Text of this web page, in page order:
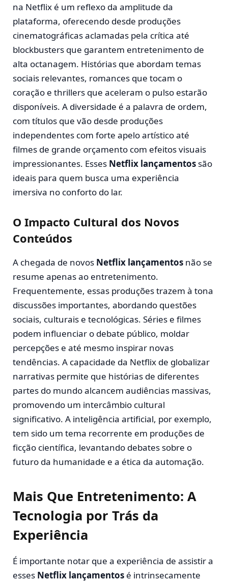
na Netflix é um reflexo da amplitude da
plataforma, oferecendo desde produções
cinematográficas aclamadas pela crítica até
blockbusters que garantem entretenimento de
alta octanagem. Histórias que abordam temas
sociais relevantes, romances que tocam o
coração e thrillers que aceleram o pulso estarão
disponíveis. A diversidade é a palavra de ordem,
com títulos que vão desde produções
independentes com forte apelo artístico até
filmes de grande orçamento com efeitos visuais
impressionantes. Esses Netflix lançamentos são
ideais para quem busca uma experiência
imersiva no conforto do lar.
O Impacto Cultural dos Novos
Conteúdos
A chegada de novos Netflix lançamentos não se
resume apenas ao entretenimento.
Frequentemente, essas produções trazem à tona
discussões importantes, abordando questões
sociais, culturais e tecnológicas. Séries e filmes
podem influenciar o debate público, moldar
percepções e até mesmo inspirar novas
tendências. A capacidade da Netflix de globalizar
narrativas permite que histórias de diferentes
partes do mundo alcancem audiências massivas,
promovendo um intercâmbio cultural
significativo. A inteligência artificial, por exemplo,
tem sido um tema recorrente em produções de
ficção científica, levantando debates sobre o
futuro da humanidade e a ética da automação.
Mais Que Entretenimento: A
Tecnologia por Trás da
Experiência
É importante notar que a experiência de assistir a
esses Netflix lançamentos é intrinsecamente